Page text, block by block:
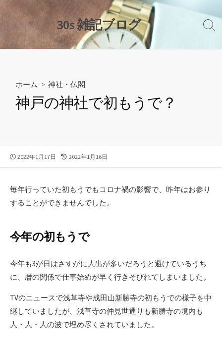
コ
ン
30s 雑記ブログ
検
ホーム > 神社・仏閣
神戸の神社で初もうで？
公
2022年1月17日
最
日
2022年1月16日
毎年行っていた初もうでもコロナ禍の影響で、昨年はお参り
することができませんでした。
今年の初もうで
今年も3が日はさすがに人出が多いだろうと避けているうち
に、暦の関係で仕事始めが早く行きそびれてしまいました。
TVのニュースで浅草寺や成田山新勝寺の初もうでの様子を中
継していましたが、浅草寺の仲見世通りも新勝寺の境内も
人・人・人の波で埋め尽くされていました。